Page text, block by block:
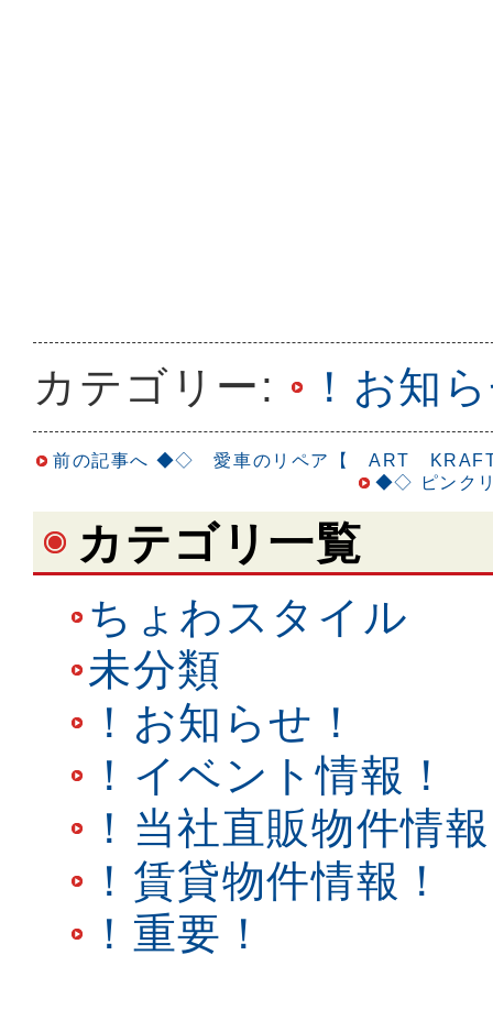
カテゴリー: ！お知
前の記事へ ◆◇ 愛車のリペア【 ART
◆◇ ピンク
カテゴリ一覧
ちょわスタイル
未分類
！お知らせ！
！イベント情報！
！当社直販物件情
！賃貸物件情報！
！重要！